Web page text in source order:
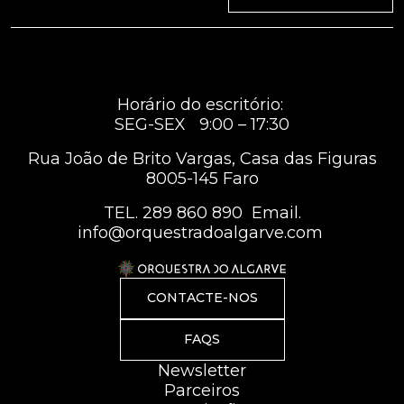
Horário do escritório:
SEG-SEX 9:00 – 17:30
Rua João de Brito Vargas, Casa das Figuras
8005-145 Faro
TEL. 289 860 890 Email.
info@orquestradoalgarve.com
CONTACTE-NOS
FAQS
Newsletter
Parceiros